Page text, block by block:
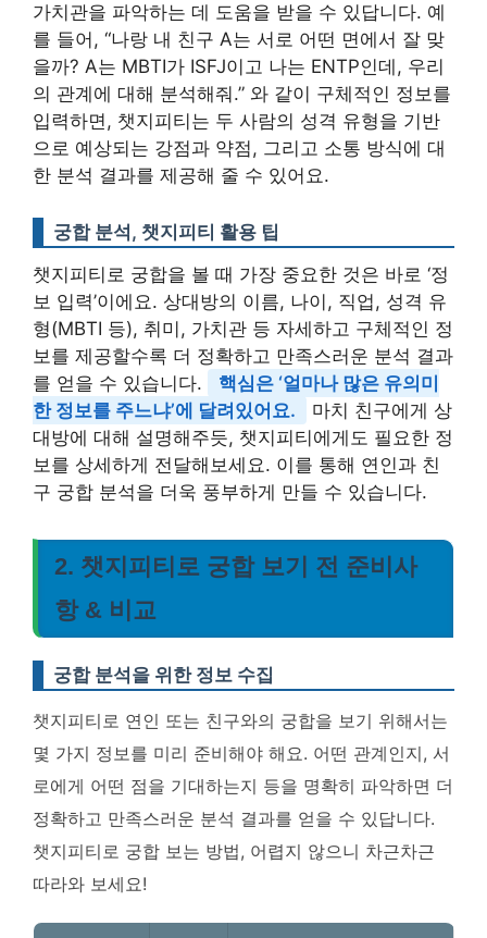
가치관을 파악하는 데 도움을 받을 수 있답니다. 예
를 들어, “나랑 내 친구 A는 서로 어떤 면에서 잘 맞
을까? A는 MBTI가 ISFJ이고 나는 ENTP인데, 우리
의 관계에 대해 분석해줘.” 와 같이 구체적인 정보를
입력하면, 챗지피티는 두 사람의 성격 유형을 기반
으로 예상되는 강점과 약점, 그리고 소통 방식에 대
한 분석 결과를 제공해 줄 수 있어요.
궁합 분석, 챗지피티 활용 팁
챗지피티로 궁합을 볼 때 가장 중요한 것은 바로 ‘정
보 입력’이에요. 상대방의 이름, 나이, 직업, 성격 유
형(MBTI 등), 취미, 가치관 등 자세하고 구체적인 정
보를 제공할수록 더 정확하고 만족스러운 분석 결과
를 얻을 수 있습니다.
핵심은 ‘얼마나 많은 유의미
한 정보를 주느냐’에 달려있어요.
마치 친구에게 상
대방에 대해 설명해주듯, 챗지피티에게도 필요한 정
보를 상세하게 전달해보세요. 이를 통해 연인과 친
구 궁합 분석을 더욱 풍부하게 만들 수 있습니다.
2. 챗지피티로 궁합 보기 전 준비사
항 & 비교
궁합 분석을 위한 정보 수집
챗지피티로 연인 또는 친구와의 궁합을 보기 위해서는
몇 가지 정보를 미리 준비해야 해요. 어떤 관계인지, 서
로에게 어떤 점을 기대하는지 등을 명확히 파악하면 더
정확하고 만족스러운 분석 결과를 얻을 수 있답니다.
챗지피티로 궁합 보는 방법, 어렵지 않으니 차근차근
따라와 보세요!